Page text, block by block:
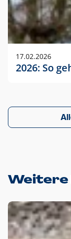
17.02.2026
2026: So
Weitere